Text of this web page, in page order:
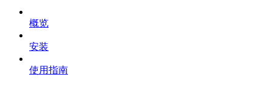
概览
安装
使用指南